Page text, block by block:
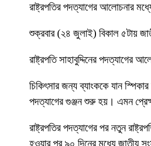
রাষ্ট্রপতির পদত্যাগের আলোচনার
শুক্রবার (২৪ জুলাই) বিকাল ৫টায়
রাষ্ট্রপতি সাহাবুদ্দিনের পদত্যাগের
চিকিৎসার জন্য ব্যাংককে যান
পদত্যাগের গুঞ্জন শুরু হয়। এমন
রাষ্ট্রপতির পদত্যাগের পর নতুন
হওয়ার পর ৯০ দিনের মধ্যে জাতীয়